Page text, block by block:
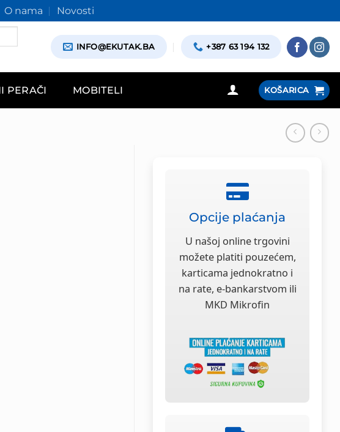
O nama Novosti
INFO@EKUTAK.BA +387 63 194 132
PERAČI MOBITELI KOŠARICA
Opcije plaćanja
U našoj online trgovini
možete platiti pouzećem,
karticama jednokratno i
na rate, e-bankarstvom ili
MKD Mikrofin